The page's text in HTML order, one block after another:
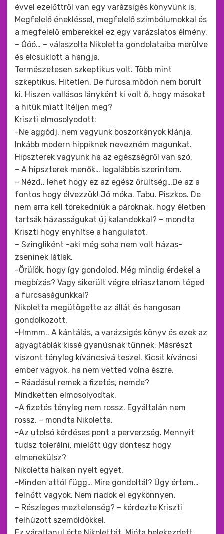
évvel ezelőttről van egy varázsigés könyvünk is.
Megfelelő énekléssel, megfelelő szimbólumokkal és
a megfelelő emberekkel ez egy varázslatos élmény.
– Óóó… – válaszolta Nikoletta gondolataiba merülve
és elcsuklott a hangja.
Természetesen szkeptikus volt. Több mint
szkeptikus. Hitetlen. De furcsa módon nem borult
ki. Hiszen vallásos lányként ki volt ő, hogy másokat
a hitük miatt ítéljen meg?
Kriszti elmosolyodott:
-Ne aggódj, nem vagyunk boszorkányok klánja.
Inkább modern hippiknek nevezném magunkat.
Hipszterek vagyunk ha az egészségről van szó.
– A hipszterek menők… legalábbis szerintem.
– Nézd.. lehet hogy ez az egész őrültség…De az a
fontos hogy élvezzük! Jó móka. Tabu. Piszkos. De
nem arra kell törekedniük a pároknak, hogy életben
tartsák házasságukat új kalandokkal? – mondta
Kriszti hogy enyhítse a hangulatot.
– Szingliként -aki még soha nem volt házas-
zseninek látlak.
-Örülök, hogy így gondolod. Még mindig érdekel a
megbízás? Vagy sikerült végre elriasztanom téged
a furcsaságunkkal?
Nikoletta megütögette az állát és hangosan
gondolkozott.
-Hmmm.. A kántálás, a varázsigés könyv és ezek az
agyagtáblák kissé gyanúsnak tűnnek. Másrészt
viszont tényleg kíváncsivá teszel. Kicsit kíváncsi
ember vagyok, ha nem vetted volna észre.
– Ráadásul remek a fizetés, nemde?
Mindketten elmosolyodtak.
-A fizetés tényleg nem rossz. Egyáltalán nem
rossz. – mondta Nikoletta.
-Az utolsó kérdéses pont a perverzség. Mennyit
tudsz tolerálni, mielőtt úgy döntesz hogy
elmenekülsz?
Nikoletta halkan nyelt egyet.
-Minden attól függ… Mire gondoltál? Úgy értem…
felnőtt vagyok. Nem riadok el egykönnyen.
– Részleges meztelenség? – kérdezte Kriszti
felhúzott szemöldökkel.